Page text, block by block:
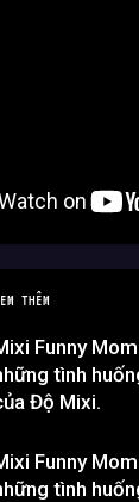
THÊM
Funny
tình
Độ Mixi.
Funny
tình